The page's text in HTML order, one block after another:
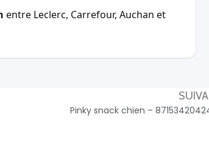
entre Leclerc, Carrefour, Auchan et
Pinky snack chien –